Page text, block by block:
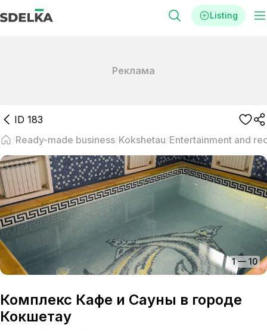
Listing
Реклама
ID 183
Ready-made business Kokshetau Entertainment and
1— 10
Комплекс Кафе и Сауны в городе
Кокшетау